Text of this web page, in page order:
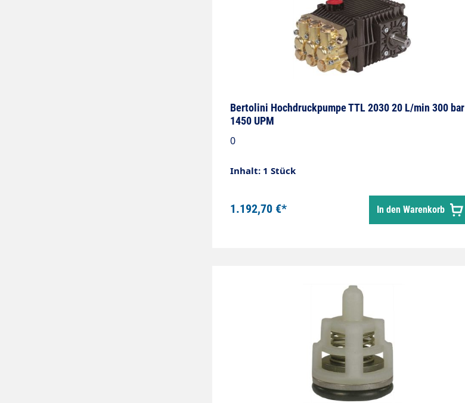
Bertolini Hochdruckpumpe TTL 2030 20 L/min 300 bar
1450 UPM
0
Inhalt: 1 Stück
1.192,70 €* In den Warenkorb